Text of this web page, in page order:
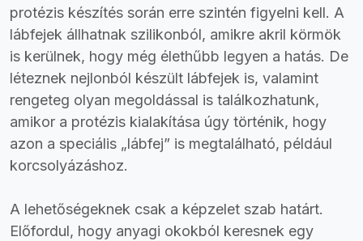
protézis készítés során erre szintén figyelni kell. A
lábfejek állhatnak szilikonból, amikre akril körmök
is kerülnek, hogy még élethűbb legyen a hatás. De
léteznek nejlonból készült lábfejek is, valamint
rengeteg olyan megoldással is találkozhatunk,
amikor a protézis kialakítása úgy történik, hogy
azon a speciális „lábfej” is megtalálható, például
korcsolyázáshoz.
A lehetőségeknek csak a képzelet szab határt.
Előfordul, hogy anyagi okokból keresnek egy